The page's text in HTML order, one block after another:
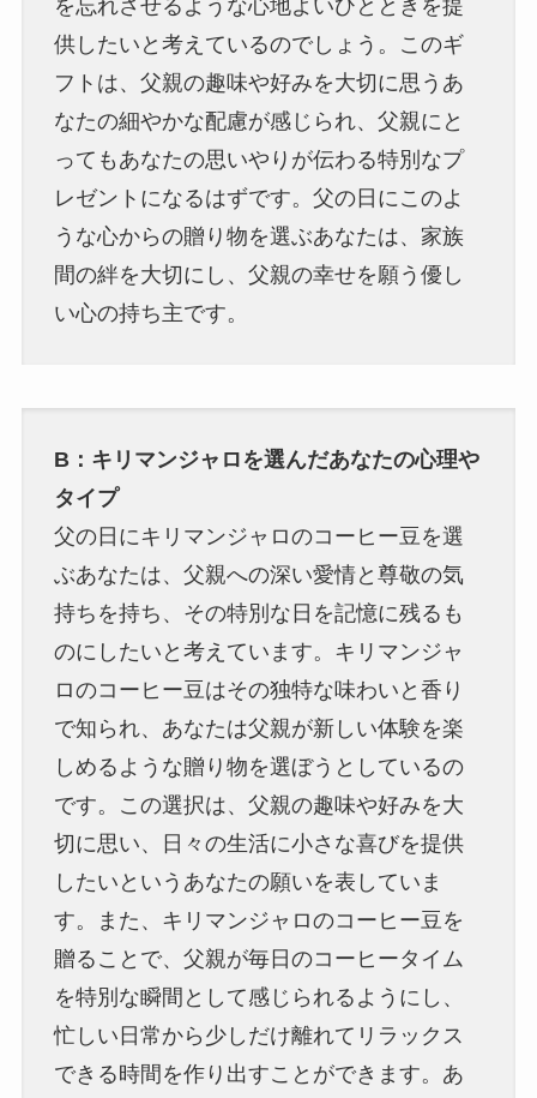
を忘れさせるような心地よいひとときを提
供したいと考えているのでしょう。このギ
フトは、父親の趣味や好みを大切に思うあ
なたの細やかな配慮が感じられ、父親にと
ってもあなたの思いやりが伝わる特別なプ
レゼントになるはずです。父の日にこのよ
うな心からの贈り物を選ぶあなたは、家族
間の絆を大切にし、父親の幸せを願う優し
い心の持ち主です。
B：キリマンジャロを選んだあなたの心理や
タイプ
父の日にキリマンジャロのコーヒー豆を選
ぶあなたは、父親への深い愛情と尊敬の気
持ちを持ち、その特別な日を記憶に残るも
のにしたいと考えています。キリマンジャ
ロのコーヒー豆はその独特な味わいと香り
で知られ、あなたは父親が新しい体験を楽
しめるような贈り物を選ぼうとしているの
です。この選択は、父親の趣味や好みを大
切に思い、日々の生活に小さな喜びを提供
したいというあなたの願いを表していま
す。また、キリマンジャロのコーヒー豆を
贈ることで、父親が毎日のコーヒータイム
を特別な瞬間として感じられるようにし、
忙しい日常から少しだけ離れてリラックス
できる時間を作り出すことができます。あ